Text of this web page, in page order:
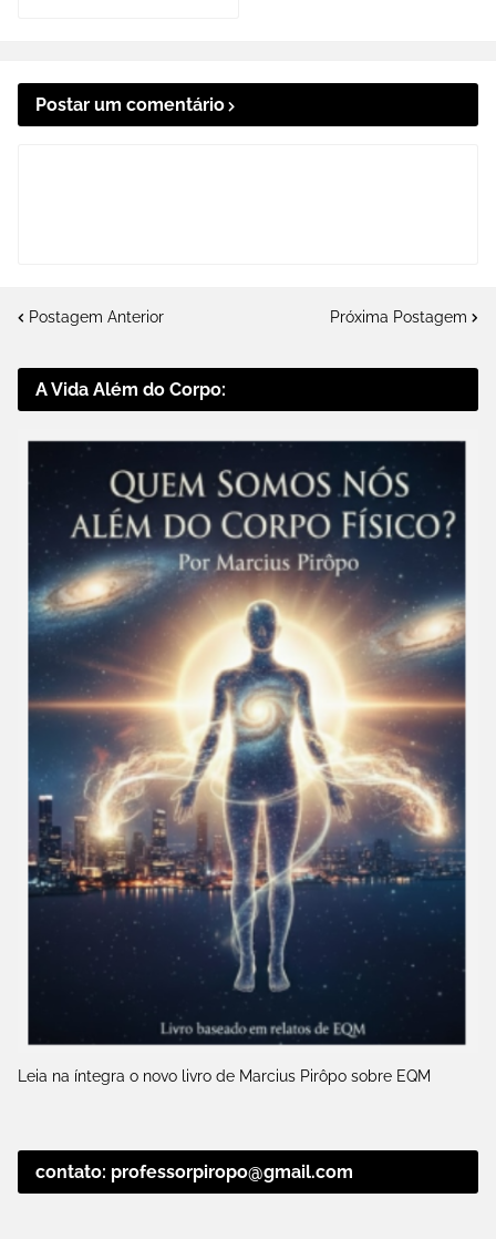
Postar um comentário
Postagem Anterior Próxima Postagem
A Vida Além do Corpo:
Leia na íntegra o novo livro de Marcius Pirôpo sobre EQM
contato: professorpiropo@gmail.com